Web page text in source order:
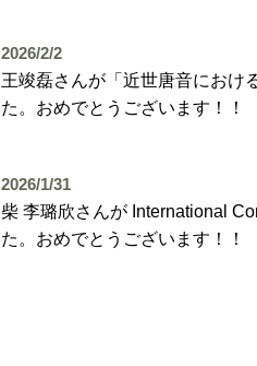
2026/2/2
王竣磊さんが「近世唐音におけ
た。おめでとうございます！！
2026/1/31
柴 李璐欣さんが International
た。おめでとうございます！！